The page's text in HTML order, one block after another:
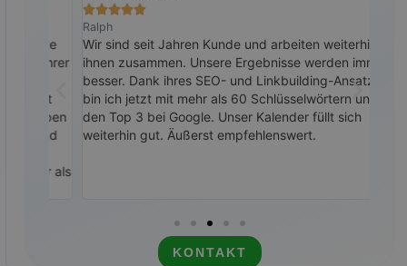

Wir sind seit Jahren Kunde und arbeiten weiterhin mit
ihnen zusammen. Unsere Ergebnisse werden immer
besser. Dank ihres SEO- und Linkbuilding-Ansatzes
bin ich jetzt mit mehr als 60 Schlüsselwörtern unter
den Top 3 bei Google. Unser Kalender füllt sich
weiterhin gut. Äußerst empfehlenswert.
KONTAKT